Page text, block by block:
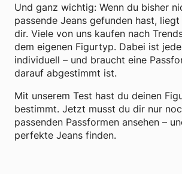
Und ganz wichtig: Wenn du bisher
passende Jeans gefunden hast,
dir. Viele von uns kaufen nach
dem eigenen Figurtyp. Dabei ist
individuell – und braucht eine
darauf abgestimmt ist.
Mit unserem Test hast du deinen
bestimmt. Jetzt musst du dir nur
passenden Passformen ansehen –
perfekte Jeans finden.